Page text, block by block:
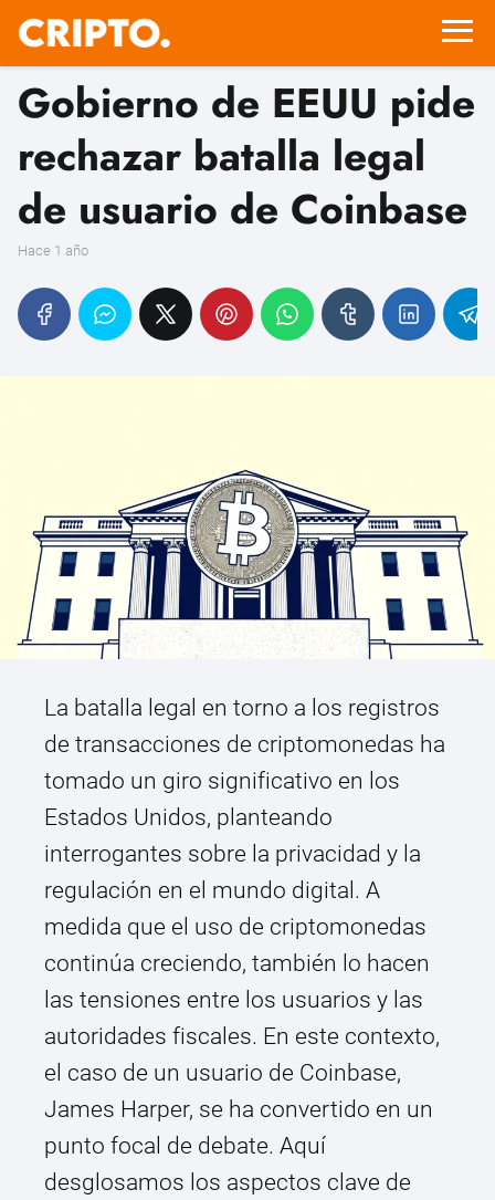
Gobierno de EEUU pide
rechazar batalla legal
de usuario de Coinbase
hace 1 año
La batalla legal en torno a los registros
de transacciones de criptomonedas ha
tomado un giro significativo en los
Estados Unidos, planteando
interrogantes sobre la privacidad y la
regulación en el mundo digital. A
medida que el uso de criptomonedas
continúa creciendo, también lo hacen
las tensiones entre los usuarios y las
autoridades fiscales. En este contexto,
el caso de un usuario de Coinbase,
James Harper, se ha convertido en un
punto focal de debate. Aquí
desglosamos los aspectos clave de